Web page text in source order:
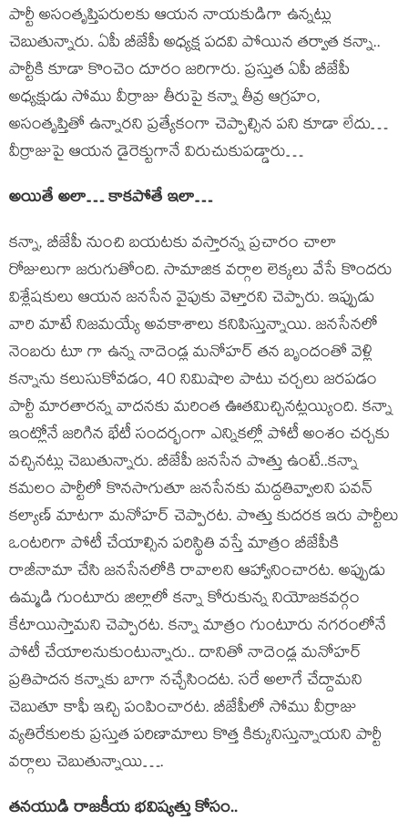
పార్టీ అసంతృప్తిపరులకు ఆయన నాయకుడిగా ఉన్నట్లు
చెబుతున్నారు. ఏపీ బీజేపీ అధ్యక్ష పదవి పోయిన తర్వాత కన్నా..
పార్టీకి కూడా కొంచెం దూరం జరిగారు. ప్రస్తుత ఏపీ బీజేపీ
అధ్యక్షుడు సోము వీర్రాజు తీరుపై కన్నా తీవ్ర ఆగ్రహం,
అసంతృప్తితో ఉన్నారని ప్రత్యేకంగా చెప్పాల్సిన పని కూడా లేదు…
వీర్రాజుపై ఆయన డైరెక్టుగానే విరుచుకుపడ్డారు…
అయితే అలా… కాకపోతే ఇలా…
కన్నా, బీజేపీ నుంచి బయటకు వస్తారన్న ప్రచారం చాలా
రోజులుగా జరుగుతోంది. సామాజిక వర్గాల లెక్కలు వేసే కొందరు
విశ్లేషకులు ఆయన జనసేన వైపుకు వెళ్తారని చెప్పారు. ఇప్పుడు
వారి మాటే నిజమయ్యే అవకాశాలు కనిపిస్తున్నాయి. జనసేనలో
నెంబరు టూ గా ఉన్న నాదెండ్ల మనోహర్ తన బృందంతో వెళ్లి
కన్నాను కలుసుకోవడం, 40 నిమిషాల పాటు చర్చలు జరపడం
పార్టీ మారతారన్న వాదనకు మరింత ఊతమిచ్చినట్లయ్యింది. కన్నా
ఇంట్లోనే జరిగిన భేటీ సందర్భంగా ఎన్నికల్లో పోటీ అంశం చర్చకు
వచ్చినట్లు చెబుతున్నారు. బీజేపీ జనసేన పొత్తు ఉంటే..కన్నా
కమలం పార్టీలో కొనసాగుతూ జనసేనకు మద్దతివ్వాలని పవన్
కల్యాణ్ మాటగా మనోహర్ చెప్పారట. పొత్తు కుదరక ఇరు పార్టీలు
ఒంటరిగా పోటీ చేయాల్సిన పరిస్థితి వస్తే మాత్రం బీజేపీకి
రాజీనామా చేసి జనసేనలోకి రావాలని ఆహ్వానించారట. అప్పుడు
ఉమ్మడి గుంటూరు జిల్లాలో కన్నా కోరుకున్న నియోజకవర్గం
కేటాయిస్తామని చెప్పారట. కన్నా మాత్రం గుంటూరు నగరంలోనే
పోటీ చేయాలనుకుంటున్నారు.. దానితో నాదెండ్ల మనోహర్
ప్రతిపాదన కన్నాకు బాగా నచ్చేసిందట. సరే అలాగే చేద్దామని
చెబుతూ కాఫీ ఇచ్చి పంపించారట. బీజేపీలో సోము వీర్రాజు
వ్యతిరేకులకు ప్రస్తుత పరిణామాలు కొత్త కిక్కునిస్తున్నాయని పార్టీ
వర్గాలు చెబుతున్నాయి….
తనయుడి రాజకీయ భవిష్యత్తు కోసం..